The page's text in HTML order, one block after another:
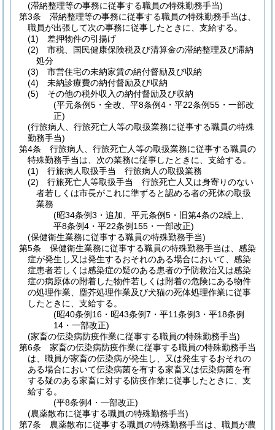
(滞納整理等の事務に従事する職員の特殊勤務手当)
第3条
滞納整理等の事務に従事する職員の特殊勤務手当は、
職員が出張して次の事務に従事したときに、支給する。
(1)
差押物件の引揚げ
(2)
市税、国民健康保険税及び清算金の滞納整理及び滞納
処分
(3)
市営住宅の未納家賃の納付督励及び収納
(4)
未納診療費の納付督励及び収納
(5)
その他の税外収入の納付督励及び収納
(平元条例5・全改、平8条例4・平22条例55・一部改
正)
(行旅病人、行旅死亡人等の取扱業務に従事する職員の特殊
勤務手当)
第4条
行旅病人、行旅死亡人等の取扱業務に従事する職員の
特殊勤務手当は、次の業務に従事したときに、支給する。
(1)
行旅病人取扱手当 行旅病人の取扱業務
(2)
行旅死亡人等取扱手当 行旅死亡人又は身寄りのない
者若しくは市長がこれに準ずると認める者の死体の取扱
業務
(昭34条例3・追加、平元条例5・旧第4条の2繰上、
平8条例4・平22条例155・一部改正)
(保健衛生業務に従事する職員の特殊勤務手当)
第5条
保健衛生業務に従事する職員の特殊勤務手当は、感染
症が発生し又は発生するおそれのある場合において、感染
症患者若しくは感染症の疑のある患者の予防救治又は感染
症の病原体の附着した物件若しくは附着の危険にある物件
の処理作業、塵芥処理作業及び犬猫の死体処理作業に従事
したときに、支給する。
(昭40条例16・昭43条例7・平11条例3・平18条例
14・一部改正)
(家畜の伝染病防疫作業に従事する職員の特殊勤務手当)
第6条
家畜の伝染病防疫作業に従事する職員の特殊勤務手当
は、職員が家畜の伝染病が発生し、又は発生するおそれの
ある場合において伝染病菌を有する家畜又は伝染病菌を有
する疑のある家畜に対する防疫作業に従事したときに、支
給する。
(平8条例4・一部改正)
(農薬散布に従事する職員の特殊勤務手当)
第7条
農薬散布に従事する職員の特殊勤務手当は、職員が農